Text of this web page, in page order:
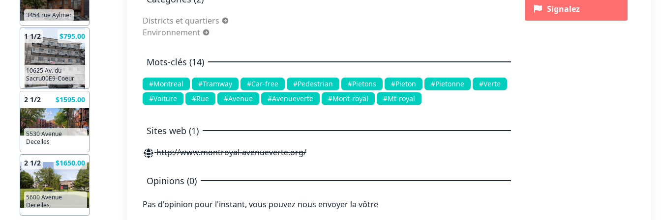
3454 rue Aylmer
1 1/2 $795.00
10625 Av. du
Sacru00E9-Coeur
2 1/2 $1595.00
5530 Avenue
Decelles
2 1/2 $1650.00
5600 Avenue
Decelles
Districts et quartiers
Environnement
Mots-clés (14)
#Montreal #Tramway #Car-free #Pedestrian #Pietons #Pieton #Pietonne
#Verte
#Voiture
#Rue #Avenue #Avenueverte #Mont-royal #Mt-royal
Sites web (1)
http://www.montroyal-avenueverte.org/
Opinions (0)
Pas d'opinion pour l'instant, vous pouvez nous envoyer la vôtre
Signalez